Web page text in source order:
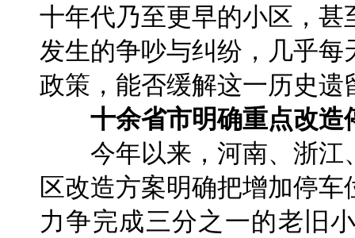
十年代乃至更早的小区，
发生的争吵与纠纷，几乎
政策，能否缓解这一历史遗
十余省市明确重点改造
今年以来，河南、浙江
区改造方案明确把增加停
力争完成三分之一的老旧